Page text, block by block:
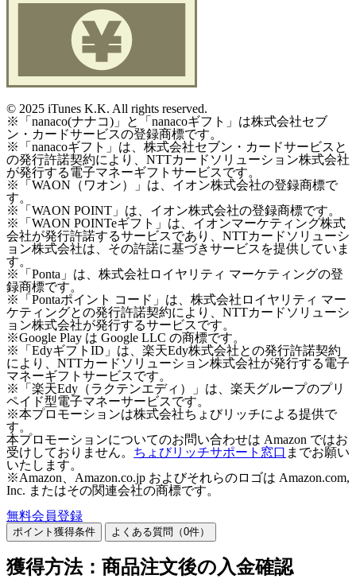
© 2025 iTunes K.K. All rights reserved.
※「nanaco(ナナコ)」と「nanacoギフト」は株式会社セブ
ン・カードサービスの登録商標です。
※「nanacoギフト」は、株式会社セブン・カードサービスと
の発行許諾契約により、NTTカードソリューション株式会社
が発行する電子マネーギフトサービスです。
※「WAON（ワオン）」は、イオン株式会社の登録商標で
す。
※「WAON POINT」は、イオン株式会社の登録商標です。
※「WAON POINTeギフト」は、イオンマーケティング株式
会社が発行許諾するサービスであり、NTTカードソリューシ
ョン株式会社は、その許諾に基づきサービスを提供していま
す。
※「Ponta」は、株式会社ロイヤリティ マーケティングの登
録商標です。
※「Pontaポイント コード」は、株式会社ロイヤリティ マー
ケティングとの発行許諾契約により、NTTカードソリューシ
ョン株式会社が発行するサービスです。
※Google Play は Google LLC の商標です。
※「EdyギフトID」は、楽天Edy株式会社との発行許諾契約
により、NTTカードソリューション株式会社が発行する電子
マネーギフトサービスです。
※「楽天Edy（ラクテンエディ）」は、楽天グループのプリ
ペイド型電子マネーサービスです。
※本プロモーションは株式会社ちょびリッチによる提供で
す。
本プロモーションについてのお問い合わせは Amazon ではお
受けしておりません。 ちょびリッチサポート窓口 までお願い
いたします。
※Amazon、Amazon.co.jp およびそれらのロゴは Amazon.com,
Inc. またはその関連会社の商標です。
無料会員登録
ポイント獲得条件 よくある質問（0件）
獲得方法：商品注文後の入金確認